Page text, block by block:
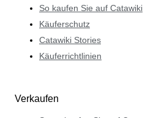
So kaufen Sie auf Catawiki
Käuferschutz
Catawiki Stories
Käuferrichtlinien
Verkaufen